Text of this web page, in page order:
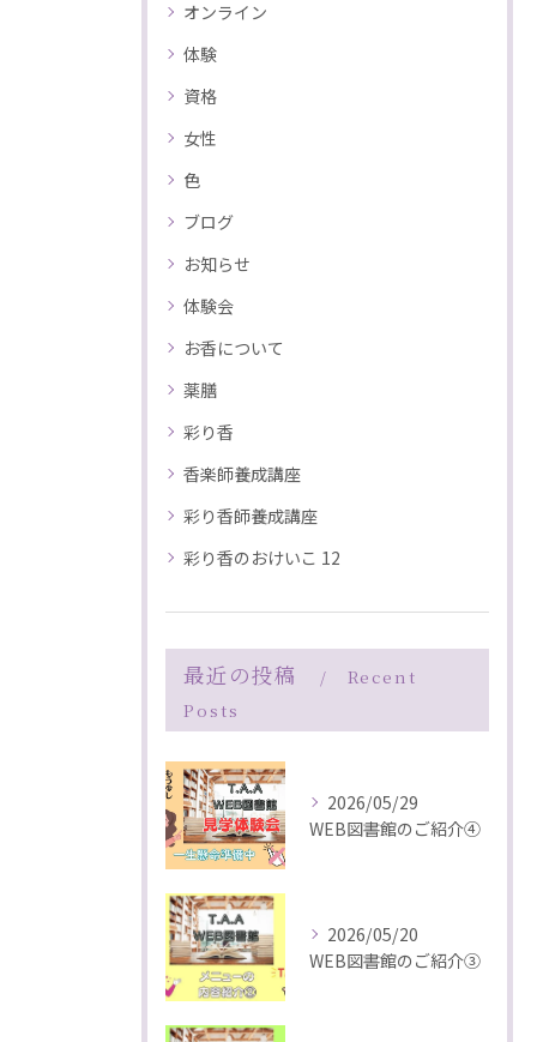
オンライン
体験
資格
女性
色
ブログ
お知らせ
体験会
お香について
薬膳
彩り香
香楽師養成講座
彩り香師養成講座
彩り香のおけいこ 12
最近の投稿
Recent
Posts
2026/05/29
WEB図書館のご紹介④
2026/05/20
WEB図書館のご紹介③